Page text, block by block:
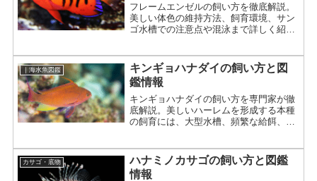
フレームエンゼルの飼い方を徹底解説。
美しい体色の維持方法、飼育環境、サン
ゴ水槽での注意点や混泳まで詳しく紹
｜海水魚図鑑
キンギョハナダイの飼い方と図
鑑情報
キンギョハナダイの飼い方を専門家が徹
底解説。美しいハーレムを形成する本種
の飼育には、大型水槽、頻繁な給餌、強
カサゴ・底物
ハナミノカサゴの飼い方と図鑑
情報